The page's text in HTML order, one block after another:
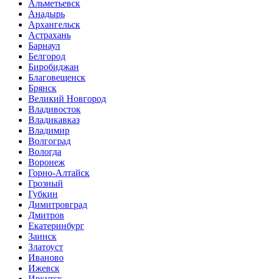
Альметьевск
Анадырь
Архангельск
Астрахань
Барнаул
Белгород
Биробиджан
Благовещенск
Брянск
Великий Новгород
Владивосток
Владикавказ
Владимир
Волгоград
Вологда
Воронеж
Горно-Алтайск
Грозный
Губкин
Димитровград
Дмитров
Екатеринбург
Заинск
Златоуст
Иваново
Ижевск